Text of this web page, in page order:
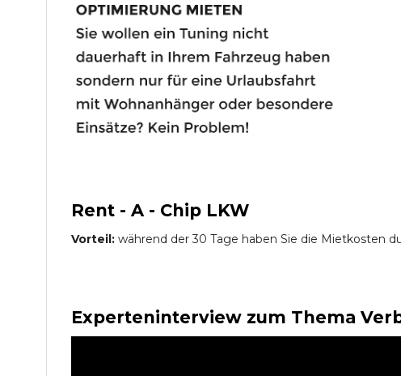
Rent - A - Chip LKW
Vorteil: während der 30 Tage haben Sie die Mietkosten
Experteninterview zum Thema